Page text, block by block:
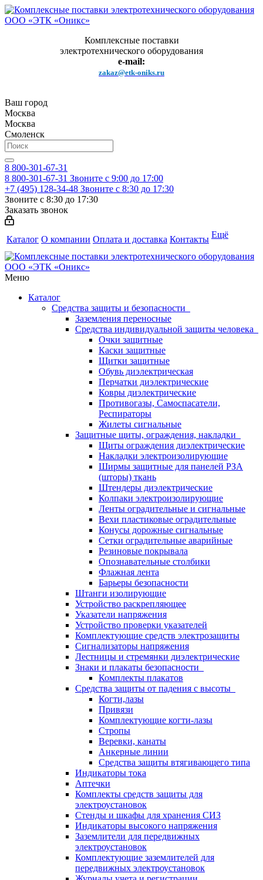
Комплексные поставки
электротехнического оборудования
e-mail:
zakaz@etk-oniks.ru
Ваш город
Москва
Москва
Смоленск
8 800-301-67-31
8 800-301-67-31 Звоните с 9:00 до 17:00
+7 (495) 128-34-48 Звоните с 8:30 до 17:30
Звоните с 8:30 до 17:30
Заказать звонок
Каталог О компании Оплата и доставка Контакты Ещё
Меню
Каталог
Средства защиты и безопасности
Заземления переносные
Средства индивидуальной защиты человека
Очки защитные
Каски защитные
Щитки защитные
Обувь диэлектрическая
Перчатки диэлектрические
Ковры диэлектрические
Противогазы, Самоспасатели,
Респираторы
Жилеты сигнальные
Защитные щиты, ограждения, накладки
Щиты ограждения диэлектрические
Накладки электроизолирующие
Ширмы защитные для панелей РЗА
(шторы) ткань
Штендеры диэлектрические
Колпаки электроизолирующие
Ленты оградительные и сигнальные
Вехи пластиковые оградительные
Конусы дорожные сигнальные
Сетки оградительные аварийные
Резиновые покрывала
Опознавательные столбики
Флажная лента
Барьеры безопасности
Штанги изолирующие
Устройство раскрепляющее
Указатели напряжения
Устройство проверки указателей
Комплектующие средств электрозащиты
Сигнализаторы напряжения
Лестницы и стремянки диэлектрические
Знаки и плакаты безопасности
Комплекты плакатов
Средства защиты от падения с высоты
Когти,лазы
Привязи
Комплектующие когти-лазы
Стропы
Веревки, канаты
Анкерные линии
Средства защиты втягивающего типа
Индикаторы тока
Аптечки
Комплекты средств защиты для
электроустановок
Стенды и шкафы для хранения СИЗ
Индикаторы высокого напряжения
Заземлители для передвижных
электроустановок
Комплектующие заземлителей для
передвижных электроустановок